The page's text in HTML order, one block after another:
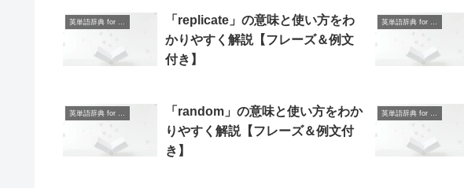
英単語辞典 for Beginners
「replicate」の意味と使い方をわ
かりやすく解説【フレーズ＆例文
付き】
英単語辞典 for Beginners
英単語辞典 for Beginners
「random」の意味と使い方をわか
りやすく解説【フレーズ＆例文付
き】
英単語辞典 for Beginners